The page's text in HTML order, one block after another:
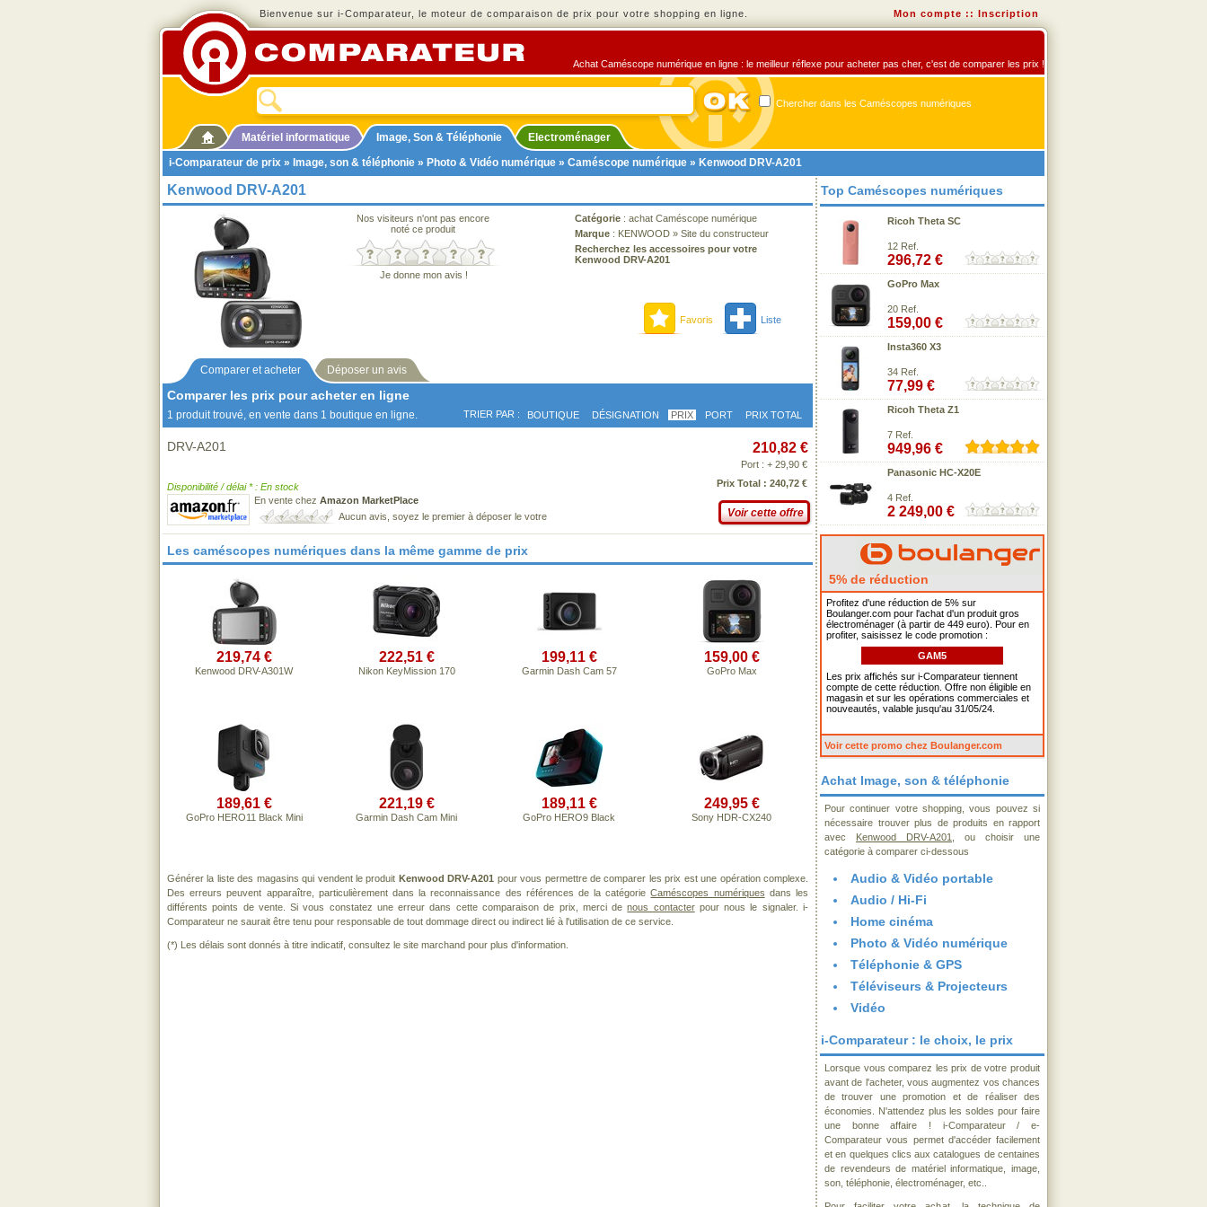
Bienvenue sur i-Comparateur, le moteur de comparaison de prix pour votre shopping en ligne. Mon compte :: Inscription
Achat Caméscope numérique en ligne : le meilleur réflexe pour acheter pas cher, c'est de comparer les prix !
Chercher dans les Caméscopes numériques
Matériel informatique Image, Son & Téléphonie
Electroménager
i-Comparateur de prix » Image, son & téléphonie » Photo & Vidéo numérique » Caméscope numérique » Kenwood DRV-A201
Kenwood DRV-A201
Nos visiteurs n'ont pas encore
noté ce produit
Je donne mon avis !
Catégorie : achat Caméscope numérique
Marque : KENWOOD » Site du constructeur
Recherchez les accessoires pour votre
Kenwood DRV-A201
Favoris Liste
Comparer et acheter Déposer un avis
Comparer les prix pour acheter en ligne
1 produit trouvé, en vente dans 1 boutique en ligne. TRIER PAR : BOUTIQUE DÉSIGNATION PRIX PORT PRIX TOTAL
DRV-A201
Disponibilité / délai * : En stock
En vente chez Amazon MarketPlace
Aucun avis, soyez le premier à déposer le votre
210,82 €
Port : + 29,90 €
Prix Total : 240,72 €
Voir cette offre
Les caméscopes numériques dans la même gamme de prix
219,74 €
Kenwood DRV-A301W
222,51 €
Nikon KeyMission 170
199,11 €
Garmin Dash Cam 57
159,00 €
GoPro Max
189,61 €
GoPro HERO11 Black Mini
221,19 €
Garmin Dash Cam Mini
189,11 €
GoPro HERO9 Black
249,95 €
Sony HDR-CX240
Générer la liste des magasins qui vendent le produit Kenwood DRV-A201 pour vous permettre de comparer les prix est une opération complexe.
Des erreurs peuvent apparaître, particulièrement dans la reconnaissance des références de la catégorieCaméscopes numériques dans les
différents points de vente. Si vous constatez une erreur dans cette comparaison de prix, merci denous contacterpour nous le signaler. i-
Comparateur ne saurait être tenu pour responsable de tout dommage direct ou indirect lié à l'utilisation de ce service.
(*) Les délais sont donnés à titre indicatif, consultez le site marchand pour plus d'information.
Top Caméscopes numériques
Ricoh Theta SC
12 Ref.
296,72 €
GoPro Max
20 Ref.
159,00 €
Insta360 X3
34 Ref.
77,99 €
Ricoh Theta Z1
7 Ref.
949,96 €
Panasonic HC-X20E
4 Ref.
2 249,00 €
5% de réduction
Profitez d'une réduction de 5% sur
Boulanger.com pour l'achat d'un produit gros
électroménager (à partir de 449 euro). Pour en
profiter, saisissez le code promotion :
GAM5
Les prix affichés sur i-Comparateur tiennent
compte de cette réduction. Offre non éligible en
magasin et sur les opérations commerciales et
nouveautés, valable jusqu'au 31/05/24.
Voir cette promo chez Boulanger.com
Achat Image, son & téléphonie
Pour continuer votre shopping, vous pouvez si
nécessaire trouver plus de produits en rapport
avec Kenwood DRV-A201
, ou choisir une
catégorie à comparer ci-dessous
Audio & Vidéo portable
Audio / Hi-Fi
Home cinéma
Photo & Vidéo numérique
Téléphonie & GPS
Téléviseurs & Projecteurs
Vidéo
i-Comparateur : le choix, le prix
Lorsque vous comparez les prix de votre produit
avant de l'acheter, vous augmentez vos chances
de trouver une promotion et de réaliser des
économies. N'attendez plus les soldes pour faire
une bonne affaire ! i-Comparateur / e-
Comparateur vous permet d'accéder facilement
et en quelques clics aux catalogues de centaines
de revendeurs de matériel informatique, image,
son, téléphonie, électroménager, etc..